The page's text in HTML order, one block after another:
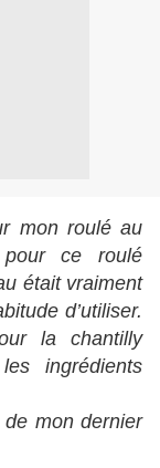
mon roulé au
ce roulé
était vraiment
d’utiliser.
la chantilly
ingrédients
de mon dernier